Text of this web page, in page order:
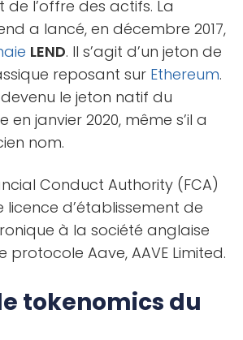
de l’offre des actifs. La
a lancé, en décembre 2017,
LEND. Il s’agit d’un jeton de
reposant sur Ethereum.
le jeton natif du
janvier 2020, même s’il a
nom.
Conduct Authority (FCA)
d’établissement de
à la société anglaise
protocole Aave, AAVE Limited.
tokenomics du